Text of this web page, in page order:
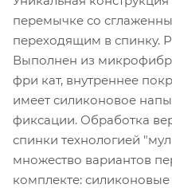
перемычке со
переходящим в спинку.
Выполнен из
фри кат, внутреннее
имеет силиконовое
фиксации. Обработка
спинки технологией
множество вариантов
комплекте: